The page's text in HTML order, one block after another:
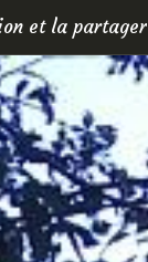
et la partager